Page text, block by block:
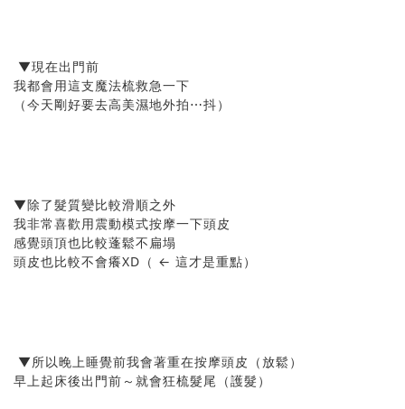
▼現在出門前
我都會用這支魔法梳救急一下
（今天剛好要去高美濕地外拍⋯抖）
▼除了髮質變比較滑順之外
我非常喜歡用震動模式按摩一下頭皮
感覺頭頂也比較蓬鬆不扁塌
頭皮也比較不會癢XD（ ← 這才是重點）
▼所以晚上睡覺前我會著重在按摩頭皮（放鬆）
早上起床後出門前～就會狂梳髮尾（護髮）